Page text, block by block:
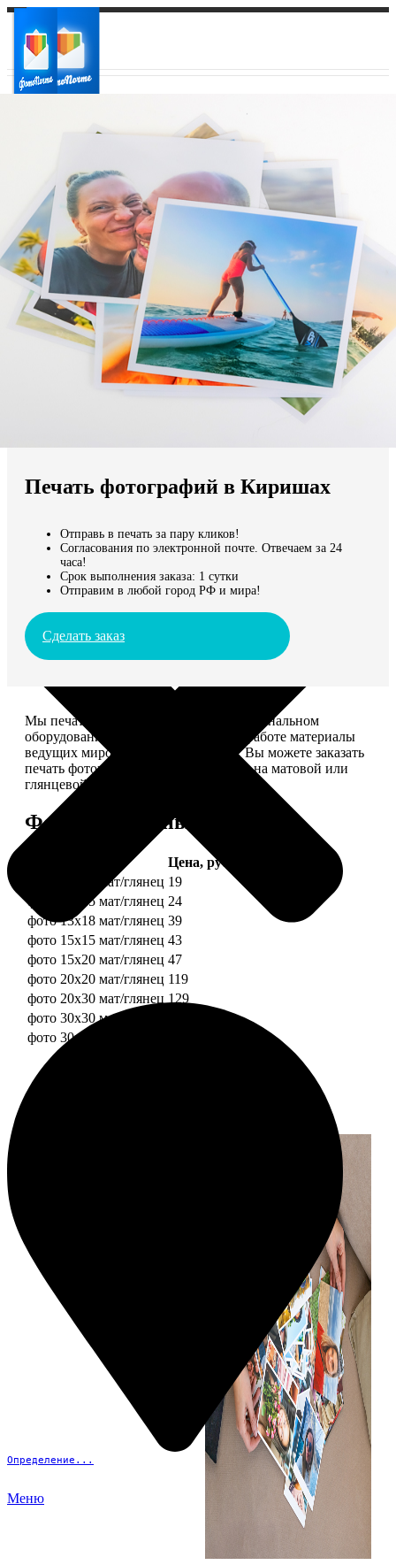
Ваш регион доставки
Выберите из списка:
Мы доставляем по всему миру
Продолжить без города
Определение...
Меню
Печать фотографий в Киришах
Отправь в печать за пару кликов!
Согласования по электронной почте. Отвечаем за 24
часа!
Срок выполнения заказа: 1 сутки
Отправим в любой город РФ и мира!
Сделать заказ
Мы печатаем фотографии на профессиональном
оборудовании Noritsu, используем в работе материалы
ведущих мировых производителей. Вы можете заказать
печать фотографий разных форматов на матовой или
глянцевой фотобумаге.
Форматы и цены
Цена, руб.
фото 10х10 мат/глянец 19
фото 10х15 мат/глянец 24
фото 13х18 мат/глянец 39
фото 15х15 мат/глянец 43
фото 15х20 мат/глянец 47
фото 20х20 мат/глянец 119
фото 20х30 мат/глянец 129
фото 30х30 мат/глянец
фото 30х40 мат/глянец